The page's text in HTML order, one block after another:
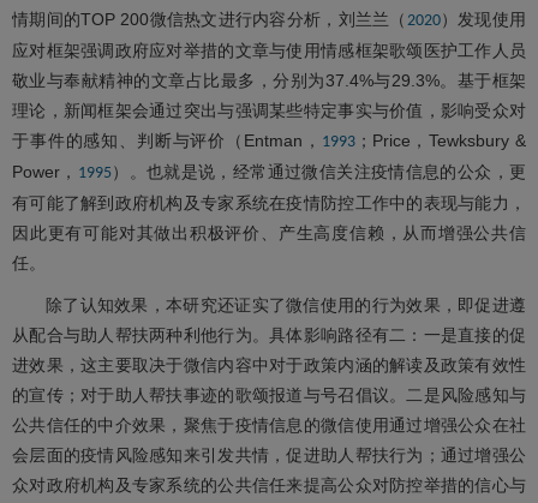
情期间的TOP 200微信热文进行内容分析，刘兰兰（ 2020）发现使用
应对框架强调政府应对举措的文章与使用情感框架歌颂医护工作人员
敬业与奉献精神的文章占比最多，分别为37.4%与29.3%。基于框架
理论，新闻框架会通过突出与强调某些特定事实与价值，影响受众对
于事件的感知、判断与评价（Entman， 1993；Price，Tewksbury &
Power， 1995）。也就是说，经常通过微信关注疫情信息的公众，更
有可能了解到政府机构及专家系统在疫情防控工作中的表现与能力，
因此更有可能对其做出积极评价、产生高度信赖，从而增强公共信
任。
除了认知效果，本研究还证实了微信使用的行为效果，即促进遵
从配合与助人帮扶两种利他行为。具体影响路径有二：一是直接的促
进效果，这主要取决于微信内容中对于政策内涵的解读及政策有效性
的宣传；对于助人帮扶事迹的歌颂报道与号召倡议。二是风险感知与
公共信任的中介效果，聚焦于疫情信息的微信使用通过增强公众在社
会层面的疫情风险感知来引发共情，促进助人帮扶行为；通过增强公
众对政府机构及专家系统的公共信任来提高公众对防控举措的信心与